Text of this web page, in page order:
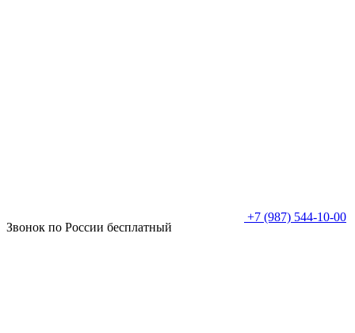
+7 (987) 544-10-00
Звонок по России бесплатный